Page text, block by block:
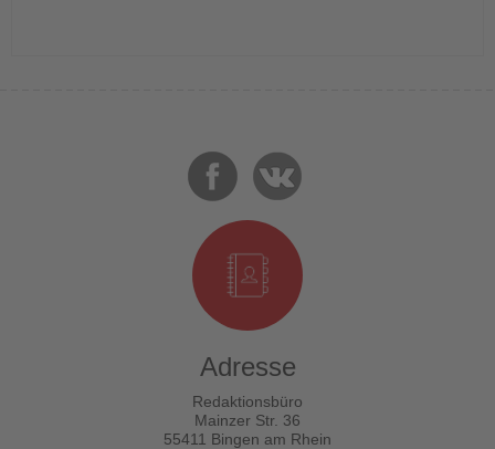
Adresse
Redaktionsbüro
Mainzer Str. 36
55411 Bingen am Rhein